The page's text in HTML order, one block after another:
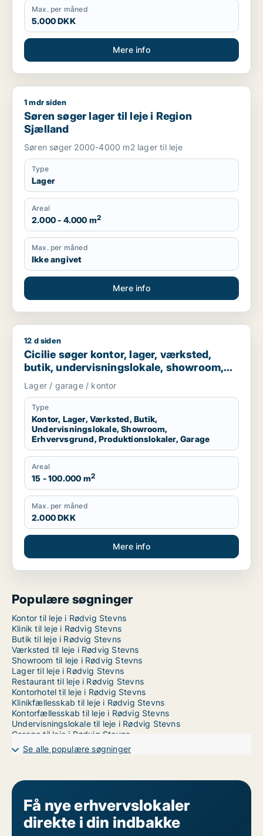
Max. per måned
5.000 DKK
Mere info
Søren søger lager til leje i Region Sjælland
1 mdr siden
Søren søger lager til leje i Region
Sjælland
Søren søger 2000-4000 m2 lager til leje
Type
Lager
Areal
2.000 - 4.000 m2
Max. per måned
Ikke angivet
Mere info
Cicilie søger kontor, lager, værksted, butik,
12 d siden
Cicilie søger kontor, lager, værksted,
butik, undervisningslokale, showroom,
erhvervsgrund, produktionslokaler eller
garage til leje i Region Sjælland eller
Nordsjælland
Lager / garage / kontor
Type
Kontor, Lager, Værksted, Butik,
Undervisningslokale, Showroom,
Erhvervsgrund, Produktionslokaler, Garage
Areal
15 - 100.000 m2
Max. per måned
2.000 DKK
Mere info
Populære søgninger
Kontor til leje i Rødvig Stevns
Klinik til leje i Rødvig Stevns
Butik til leje i Rødvig Stevns
Værksted til leje i Rødvig Stevns
Showroom til leje i Rødvig Stevns
Lager til leje i Rødvig Stevns
Restaurant til leje i Rødvig Stevns
Kontorhotel til leje i Rødvig Stevns
Klinikfællesskab til leje i Rødvig Stevns
Kontorfællesskab til leje i Rødvig Stevns
Undervisningslokale til leje i Rødvig Stevns
Garage til leje i Rødvig Stevns
Se alle populære søgninger
Få nye erhvervslokaler
direkte i din indbakke